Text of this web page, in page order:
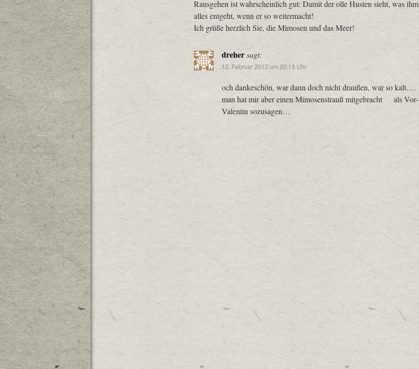
Rausgehen ist wahrscheinlich gut: Damit der olle Husten sieht, was ihm
alles entgeht, wenn er so weitermacht!
Ich grüße herzlich Sie, die Mimosen und das Meer!
drehersagt:
12. Februar 2012 um 20:15 Uhr
och dankeschön, war dann doch nicht draußen, war so kalt….
man hat mir aber einen Mimosenstrauß mitgebracht
als Vor-
Valentin sozusagen…